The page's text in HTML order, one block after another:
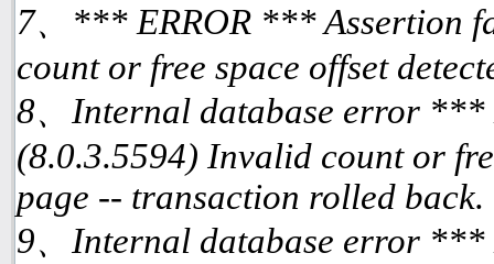
7、*** ERROR *** Assertion
count or free space offset
8、Internal database error ***
(8.0.3.5594) Invalid count or
page -- transaction rolled back.
9、Internal database error